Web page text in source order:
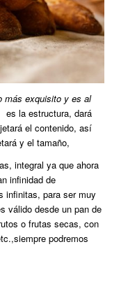
más exquisito y es al
es la estructura, dará
el contenido, así
y el tamaño,
integral ya que ahora
infinidad de
infinitas, para ser muy
válido desde un pan de
o frutas secas, con
podremos